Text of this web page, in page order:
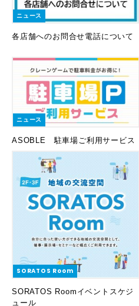
ニュース
各店舗へのお問合せ電話について
ニュース
ASOBLE 駐車場ご利用サービス
SORATOS Room
SORATOS Roomイベントスケジ
ュール